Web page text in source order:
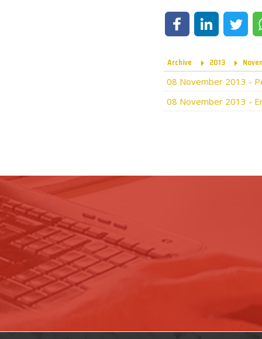
Teilen auf FacebookTeilen auf LinkedIn
Teilen auf
Archive 2013
08 November 2013 -
08 November 2013 -